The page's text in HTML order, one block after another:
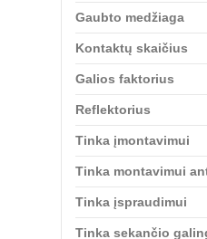
Gaubto medžiaga
Kontaktų skaičius
Galios faktorius
Reflektorius
Tinka įmontavimui
Tinka montavimui
Tinka įspraudimui
Tinka sekančio